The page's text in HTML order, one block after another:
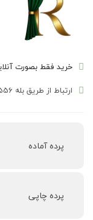
خرید فقط بصورت
ارتباط از طریق بله 09124138556
پرده‌ آماده
پرده چاپی